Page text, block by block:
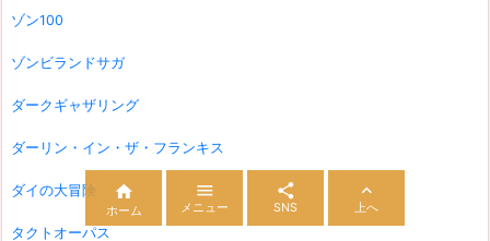
ゾン100
ゾンビランドサガ
ダークギャザリング
ダーリン・イン・ザ・フランキス
ダイの大冒険
タクトオーパス

ホーム

メニュー

SNS

上へ